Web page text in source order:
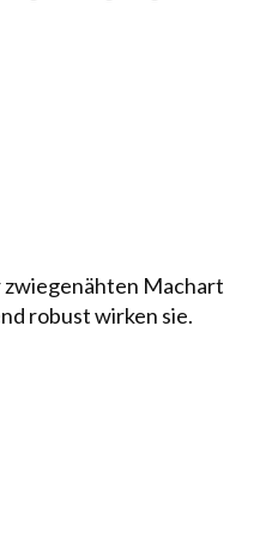
zwie­ge­näh­ten Machart
ro­bust wirken sie.